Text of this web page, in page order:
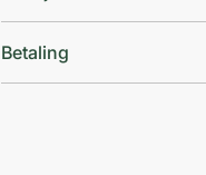
Betaling